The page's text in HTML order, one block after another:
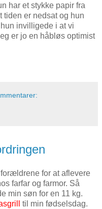
har et stykke papir fra
tiden er nedsat og hun
invilligede i at vi
er jo en håbløs optimist
for at aflevere
farfar og farmor. Så
min søn for en 11 kg.
til min fødselsdag.